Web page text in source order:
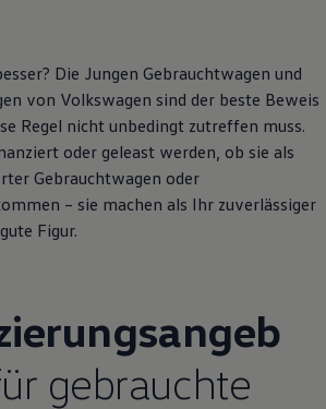
Die Jungen Gebrauchtwagen und
von Volkswagen sind der beste Beweis
Regel nicht unbedingt zutreffen muss.
oder geleast werden, ob sie als
Gebrauchtwagen oder
– sie machen als Ihr zuverlässiger
Figur.
gebrauchte